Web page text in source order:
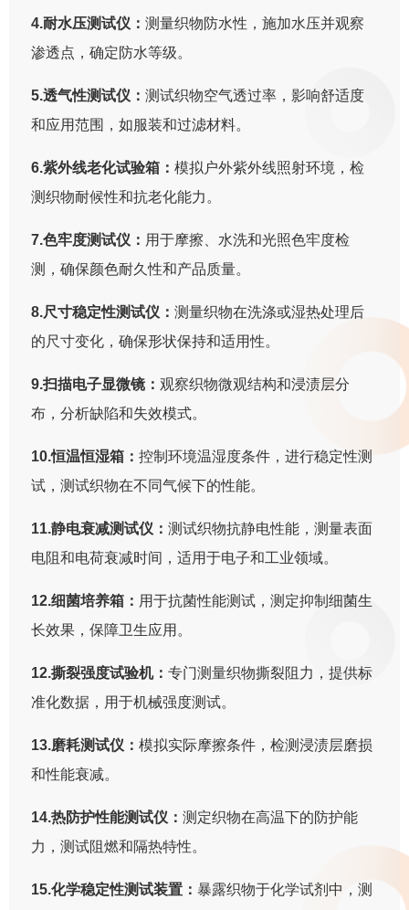
4.耐水压测试仪：测量织物防水性，施加水压并观察
渗透点，确定防水等级。
5.透气性测试仪：测试织物空气透过率，影响舒适度
和应用范围，如服装和过滤材料。
6.紫外线老化试验箱：模拟户外紫外线照射环境，检
测织物耐候性和抗老化能力。
7.色牢度测试仪： 用于摩擦、水洗和光照色牢度检
测，确保颜色耐久性和产品质量。
8.尺寸稳定性测试仪：测量织物在洗涤或湿热处理后
的尺寸变化，确保形状保持和适用性。
9.扫描电子显微镜：观察织物微观结构和浸渍层分
布，分析缺陷和失效模式。
10.恒温恒湿箱：控制环境温湿度条件，进行稳定性测
试，测试织物在不同气候下的性能。
11.静电衰减测试仪：测试织物抗静电性能，测量表面
电阻和电荷衰减时间，适用于电子和工业领域。
12.细菌培养箱： 用于抗菌性能测试，测定抑制细菌生
长效果，保障卫生应用。
12.撕裂强度试验机：专门测量织物撕裂阻力，提供标
准化数据，用于机械强度测试。
13.磨耗测试仪：模拟实际摩擦条件，检测浸渍层磨损
和性能衰减。
14.热防护性能测试仪：测定织物在高温下的防护能
力，测试阻燃和隔热特性。
15.化学稳定性测试装置：暴露织物于化学试剂中，测